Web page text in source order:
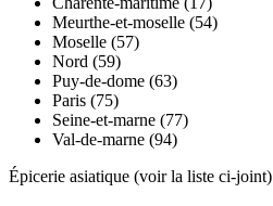
Meurthe-et-moselle (54)
Moselle (57)
Nord (59)
Puy-de-dome (63)
Paris (75)
Seine-et-marne (77)
Val-de-marne (94)
Épicerie asiatique (voir la liste ci-joint)